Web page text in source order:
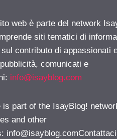
web è parte del network
siti tematici di
contributo di appassionati
comunicati e
info@isayblog.com
is part of the IsayBlog!
and other
info@isayblog.comContattaci